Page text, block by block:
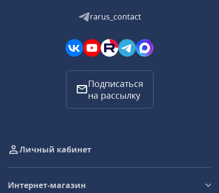
rarus_contact
Подписаться
на рассылку
Личный кабинет
Интернет-магазин